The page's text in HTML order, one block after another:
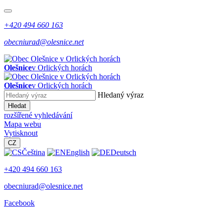
+420 494 660 163
obecniurad@olesnice.net
Olešnicev Orlických horách
Olešnicev Orlických horách
Hledaný výraz
Hledat
rozšířené vyhledávání
Mapa webu
Vytisknout
CZ
Čeština English
Deutsch
+420 494 660 163
obecniurad@olesnice.net
Facebook